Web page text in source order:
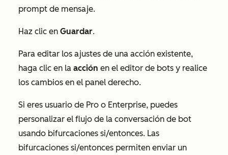
prompt de mensaje.
Haz clic en Guardar.
Para editar los ajustes de una acción existente,
haga clic en la acción en el editor de bots y realice
los cambios en el panel derecho.
Si eres usuario de Pro o Enterprise, puedes
personalizar el flujo de la conversación de bot
usando bifurcaciones si/entonces. Las
bifurcaciones si/entonces permiten enviar un